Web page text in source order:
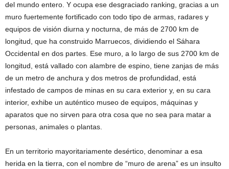
del mundo entero. Y ocupa ese desgraciado ranking, gracias a un
muro fuertemente fortificado con todo tipo de armas, radares y
equipos de visión diurna y nocturna, de más de 2700 km de
longitud, que ha construido Marruecos, dividiendo el Sáhara
Occidental en dos partes. Ese muro, a lo largo de sus 2700 km de
longitud, está vallado con alambre de espino, tiene zanjas de más
de un metro de anchura y dos metros de profundidad, está
infestado de campos de minas en su cara exterior y, en su cara
interior, exhibe un auténtico museo de equipos, máquinas y
aparatos que no sirven para otra cosa que no sea para matar a
personas, animales o plantas.
En un territorio mayoritariamente desértico, denominar a esa
herida en la tierra, con el nombre de “muro de arena” es un insulto